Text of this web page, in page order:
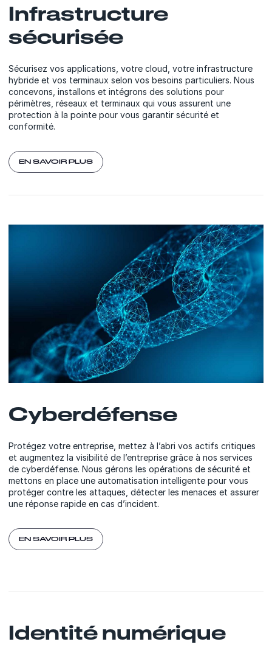
Infrastructure
sécurisée
Sécurisez vos applications, votre cloud, votre infrastructure
hybride et vos terminaux selon vos besoins particuliers. Nous
concevons, installons et intégrons des solutions pour
périmètres, réseaux et terminaux qui vous assurent une
protection à la pointe pour vous garantir sécurité et
conformité.
EN SAVOIR PLUS
Cyberdéfense
Protégez votre entreprise, mettez à l’abri vos actifs critiques
et augmentez la visibilité de l’entreprise grâce à nos services
de cyberdéfense. Nous gérons les opérations de sécurité et
mettons en place une automatisation intelligente pour vous
protéger contre les attaques, détecter les menaces et assurer
une réponse rapide en cas d’incident.
EN SAVOIR PLUS
Identité numérique